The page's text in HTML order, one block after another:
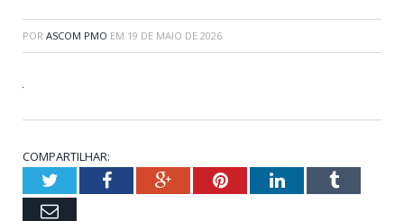
POR ASCOM PMO EM 19 DE MAIO DE 2026
COMPARTILHAR:
TwitterFacebookGoogle+PinterestLinkedInTumblr
Email